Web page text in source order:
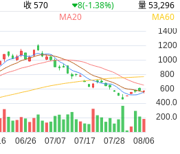
收 570 8(-1.38%)
量 53,296
MA20 MA60